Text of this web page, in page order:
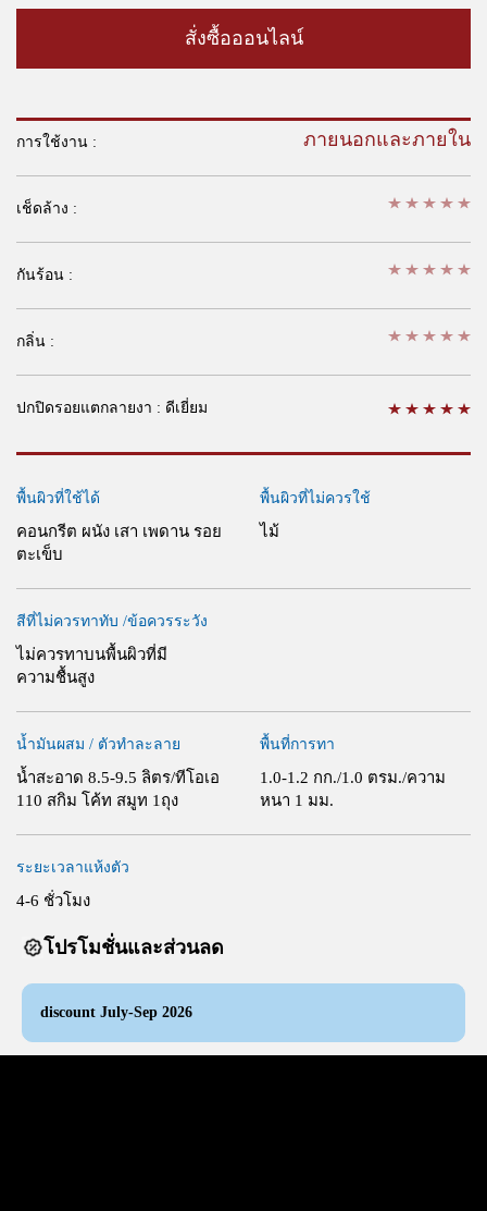
สั่งซื้อออนไลน์
การใช้งาน : ภายนอกและภายใน
เช็ดล้าง :
กันร้อน :
กลิ่น :
ปกปิดรอยแตกลายงา : ดีเยี่ยม
พื้นผิวที่ใช้ได้
คอนกรีต ผนัง เสา เพดาน รอย
ตะเข็บ
พื้นผิวที่ไม่ควรใช้
ไม้
สีที่ไม่ควรทาทับ /ข้อควรระวัง
ไม่ควรทาบนพื้นผิวที่มี
ความชื้นสูง
น้ำมันผสม / ตัวทำละลาย
น้ำสะอาด 8.5-9.5 ลิตร/ทีโอเอ
110 สกิม โค้ท สมูท 1ถุง
พื้นที่การทา
1.0-1.2 กก./1.0 ตรม./ความ
หนา 1 มม.
ระยะเวลาแห้งตัว
4-6 ชั่วโมง
โปรโมชั่นและส่วนลด
discount July-Sep 2026